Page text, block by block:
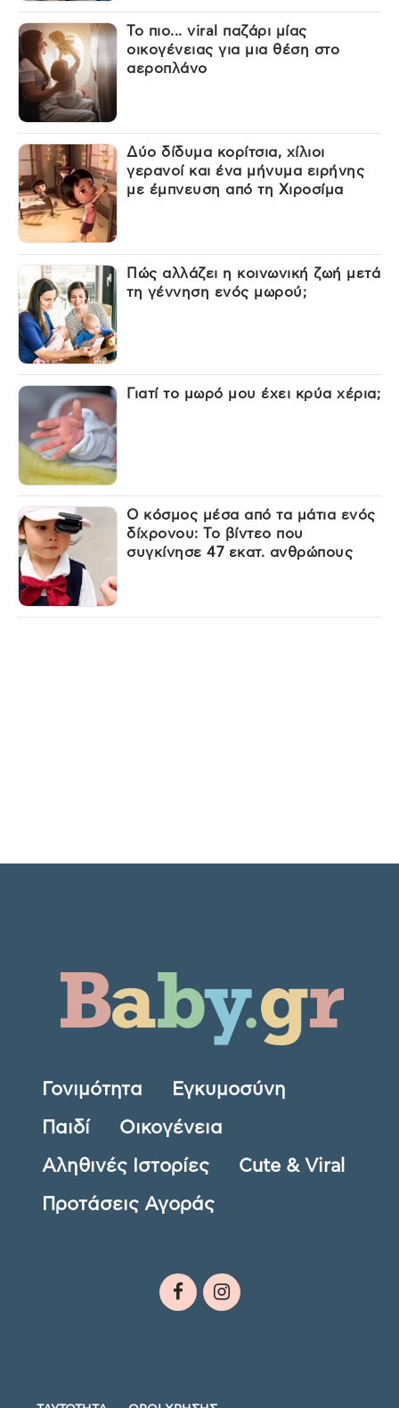
Το πιο... viral παζάρι μίας
οικογένειας για μια θέση στο
αεροπλάνο
Δύο δίδυμα κορίτσια, χίλιοι
γερανοί και ένα μήνυμα ειρήνης
με έμπνευση από τη Χιροσίμα
Πώς αλλάζει η κοινωνική ζωή μετά
τη γέννηση ενός μωρού;
Γιατί το μωρό μου έχει κρύα χέρια;
Ο κόσμος μέσα από τα μάτια ενός
δίχρονου: Το βίντεο που
συγκίνησε 47 εκατ. ανθρώπους
Γονιμότητα Εγκυμοσύνη
Παιδί Οικογένεια
Αληθινές Ιστορίες Cute & Viral
Προτάσεις Αγοράς